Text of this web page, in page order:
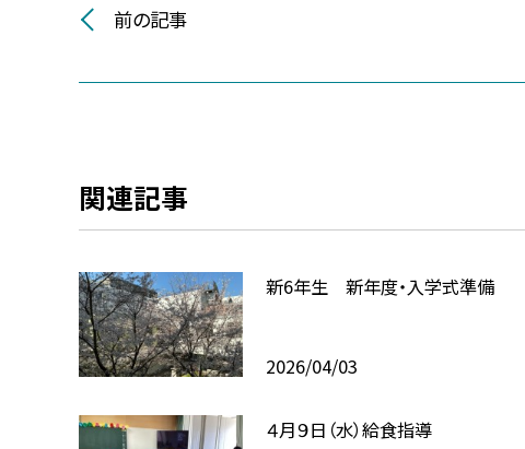
前の記事
関連記事
新6年生 新年度・入学式準備
2026/04/03
４月９日（水）給食指導